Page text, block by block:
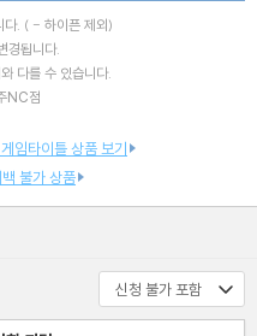
. ( - 하이픈 제외)
경됩니다.
다를 수 있습니다.
NC점
임타이틀 상품 보기
불가 상품